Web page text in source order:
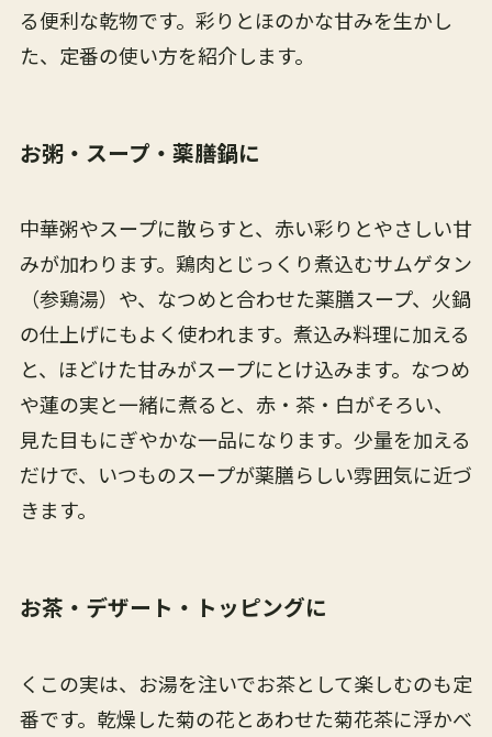
る便利な乾物です。彩りとほのかな甘みを生かし
た、定番の使い方を紹介します。
お粥・スープ・薬膳鍋に
中華粥やスープに散らすと、赤い彩りとやさしい甘
みが加わります。鶏肉とじっくり煮込むサムゲタン
（参鶏湯）や、なつめと合わせた薬膳スープ、火鍋
の仕上げにもよく使われます。煮込み料理に加える
と、ほどけた甘みがスープにとけ込みます。なつめ
や蓮の実と一緒に煮ると、赤・茶・白がそろい、
見た目もにぎやかな一品になります。少量を加える
だけで、いつものスープが薬膳らしい雰囲気に近づ
きます。
お茶・デザート・トッピングに
くこの実は、お湯を注いでお茶として楽しむのも定
番です。乾燥した菊の花とあわせた菊花茶に浮かべ